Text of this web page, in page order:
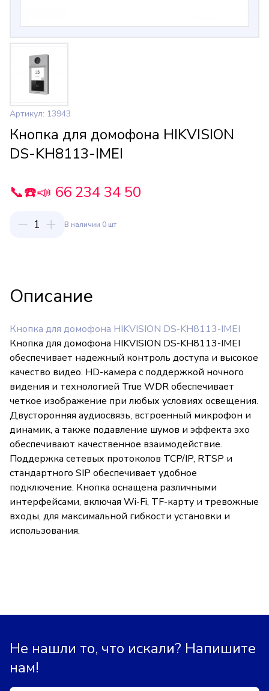
Артикул: 13943
Кнопка для домофона HIKVISION
DS-KH8113-IMEI
📞☎️📣 66 234 34 50
1 В наличии 0 шт
Описание
Кнопка для домофона HIKVISION DS-KH8113-IMEI
Кнопка для домофона HIKVISION DS-KH8113-IMEI
обеспечивает надежный контроль доступа и высокое
качество видео. HD-камера с поддержкой ночного
видения и технологией True WDR обеспечивает
четкое изображение при любых условиях освещения.
Двусторонняя аудиосвязь, встроенный микрофон и
динамик, а также подавление шумов и эффекта эхо
обеспечивают качественное взаимодействие.
Поддержка сетевых протоколов TCP/IP, RTSP и
стандартного SIP обеспечивает удобное
подключение. Кнопка оснащена различными
интерфейсами, включая Wi-Fi, TF-карту и тревожные
входы, для максимальной гибкости установки и
использования.
Не нашли то, что искали? Напишите
нам!